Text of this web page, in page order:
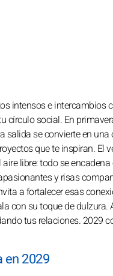
intensos e intercambios
círculo social. En
se convierte en
que te inspiran. El
libre: todo se
y risas
a fortalecer esas
con su toque de dulzura.
tus relaciones. 2029
en 2029